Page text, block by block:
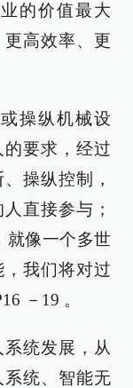
的价值最大
高效率、更
操纵机械设
要求，经过
操纵控制，
直接参与；
就像一个多世
我们将对过
－19 。
统发展，从
统、智能无